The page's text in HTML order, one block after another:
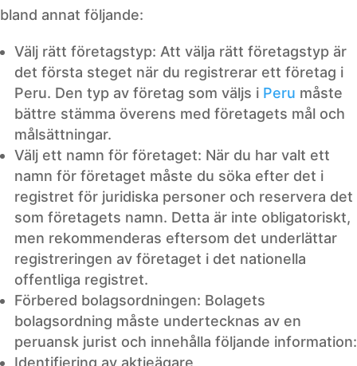
bland annat följande:
Välj rätt företagstyp: Att välja rätt företagstyp är
det första steget när du registrerar ett företag i
Peru. Den typ av företag som väljs i Peru måste
bättre stämma överens med företagets mål och
målsättningar.
Välj ett namn för företaget: När du har valt ett
namn för företaget måste du söka efter det i
registret för juridiska personer och reservera det
som företagets namn. Detta är inte obligatoriskt,
men rekommenderas eftersom det underlättar
registreringen av företaget i det nationella
offentliga registret.
Förbered bolagsordningen: Bolagets
bolagsordning måste undertecknas av en
peruansk jurist och innehålla följande information:
Identifiering av aktieägare